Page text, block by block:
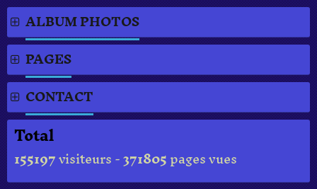
ALBUM PHOTOS
PAGES
CONTACT
Total
155197visiteurs -371805pages vues